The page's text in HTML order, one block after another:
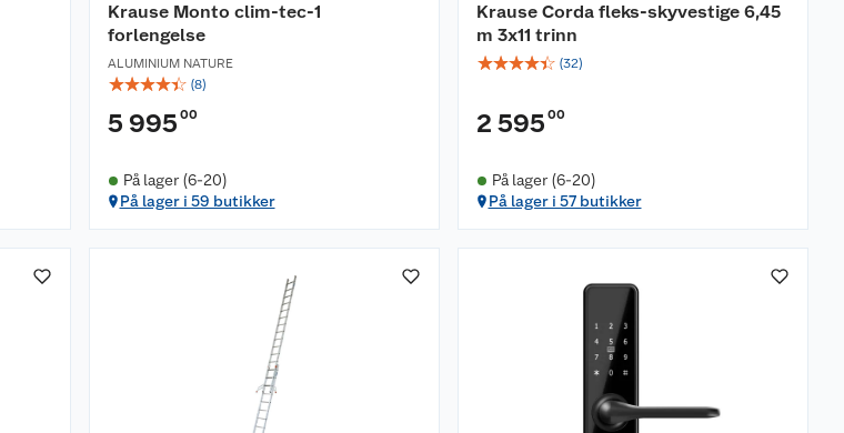
Krause Monto clim-tec-1
forlengelse
ALUMINIUM NATURE
☆☆☆☆☆ (8)
5 995 00
På lager (6-20)
På lager i 59 butikker
Krause Corda fleks-skyvestige 6,45
m 3x11 trinn
☆☆☆☆☆ (32)
2 595 00
På lager (6-20)
På lager i 57 butikker